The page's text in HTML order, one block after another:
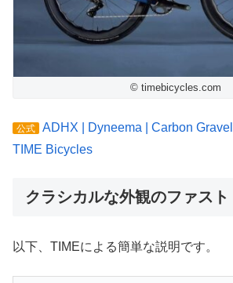
© timebicycles.com
公式
ADHX | Dyneema | Carbon
TIME Bicycles
クラシカルな外観のファス
以下、TIMEによる簡単な説明です。